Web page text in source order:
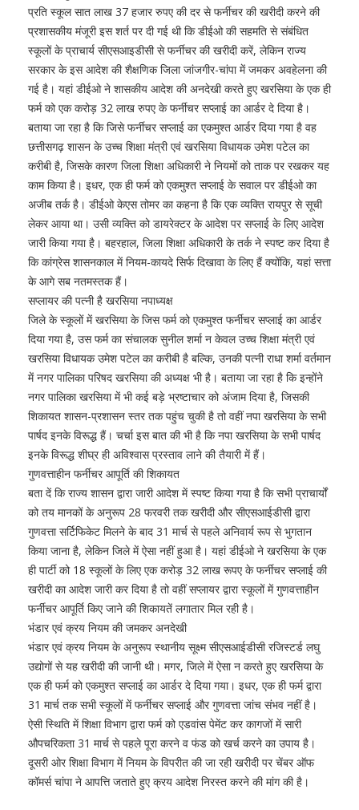
प्रति स्कूल सात लाख 37 हजार रुपए की दर से फर्नीचर की खरीदी करने की
प्रशासकीय मंजूरी इस शर्त पर दी गई थी कि डीईओ की सहमति से संबंधित
स्कूलों के प्राचार्य सीएसआइडीसी से फर्नीचर की खरीदी करें, लेकिन राज्य
सरकार के इस आदेश की शैक्षणिक जिला जांजगीर-चांपा में जमकर अवहेलना की
गई है। यहां डीईओ ने शासकीय आदेश की अनदेखी करते हुए खरसिया के एक ही
फर्म को एक करोड़ 32 लाख रुपए के फर्नीचर सप्लाई का आर्डर दे दिया है।
बताया जा रहा है कि जिसे फर्नीचर सप्लाई का एकमुश्त आर्डर दिया गया है वह
छत्तीसगढ़ शासन के उच्च शिक्षा मंत्री एवं खरसिया विधायक उमेश पटेल का
करीबी है, जिसके कारण जिला शिक्षा अधिकारी ने नियमों को ताक पर रखकर यह
काम किया है। इधर, एक ही फर्म को एकमुश्त सप्लाई के सवाल पर डीईओ का
अजीब तर्क है। डीईओ केएस तोमर का कहना है कि एक व्यक्ति रायपुर से सूची
लेकर आया था। उसी व्यक्ति को डायरेक्टर के आदेश पर सप्लाई के लिए आदेश
जारी किया गया है। बहरहाल, जिला शिक्षा अधिकारी के तर्क ने स्पष्ट कर दिया है
कि कांग्रेस शासनकाल में नियम-कायदे सिर्फ दिखावा के लिए हैं क्योंकि, यहां सत्ता
के आगे सब नतमस्तक हैं।
सप्लायर की पत्नी है खरसिया नपाध्यक्ष
जिले के स्कूलों में खरसिया के जिस फर्म को एकमुश्त फर्नीचर सप्लाई का आर्डर
दिया गया है, उस फर्म का संचालक सुनील शर्मा न केवल उच्च शिक्षा मंत्री एवं
खरसिया विधायक उमेश पटेल का करीबी है बल्कि, उनकी पत्नी राधा शर्मा वर्तमान
में नगर पालिका परिषद खरसिया की अध्यक्ष भी है। बताया जा रहा है कि इन्होंने
नगर पालिका खरसिया में भी कई बड़े भ्रष्टाचार को अंजाम दिया है, जिसकी
शिकायत शासन-प्रशासन स्तर तक पहुंच चुकी है तो वहीं नपा खरसिया के सभी
पार्षद इनके विरूद्ध हैं। चर्चा इस बात की भी है कि नपा खरसिया के सभी पार्षद
इनके विरूद्ध शीघ्र ही अविश्वास प्रस्ताव लाने की तैयारी में हैं।
गुणवत्ताहीन फर्नीचर आपूर्ति की शिकायत
बता दें कि राज्य शासन द्वारा जारी आदेश में स्पष्ट किया गया है कि सभी प्राचार्यों
को तय मानकों के अनुरूप 28 फरवरी तक खरीदी और सीएसआईडीसी द्वारा
गुणवत्ता सर्टिफिकेट मिलने के बाद 31 मार्च से पहले अनिवार्य रूप से भुगतान
किया जाना है, लेकिन जिले में ऐसा नहीं हुआ है। यहां डीईओ ने खरसिया के एक
ही पार्टी को 18 स्कूलों के लिए एक करोड़ 32 लाख रूपए के फर्नीचर सप्लाई की
खरीदी का आदेश जारी कर दिया है तो वहीं सप्लायर द्वारा स्कूलों में गुणवत्ताहीन
फर्नीचर आपूर्ति किए जाने की शिकायतें लगातार मिल रही है।
भंडार एवं क्रय नियम की जमकर अनदेखी
भंडार एवं क्रय नियम के अनुरूप स्थानीय सूक्ष्म सीएसआईडीसी रजिस्टर्ड लघु
उद्योगों से यह खरीदी की जानी थी। मगर, जिले में ऐसा न करते हुए खरसिया के
एक ही फर्म को एकमुश्त सप्लाई का आर्डर दे दिया गया। इधर, एक ही फर्म द्वारा
31 मार्च तक सभी स्कूलों में फर्नीचर सप्लाई और गुणवत्ता जांच संभव नहीं है।
ऐसी स्थिति में शिक्षा विभाग द्वारा फर्म को एडवांस पेमेंट कर कागजों में सारी
औपचरिकता 31 मार्च से पहले पूरा करने व फंड को खर्च करने का उपाय है।
दूसरी ओर शिक्षा विभाग में नियम के विपरीत की जा रही खरीदी पर चेंबर ऑफ
कॉमर्स चांपा ने आपत्ति जताते हुए क्रय आदेश निरस्त करने की मांग की है।